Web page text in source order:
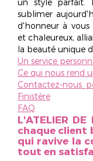
un style parfait.
sublimer
d'honneur à
et chaleureux,
la beauté unique
Un service
Ce qui nous rend
Contactez-nous
Finistère
FAQ
L'ATELIER
chaque client
qui ravive la
tout en